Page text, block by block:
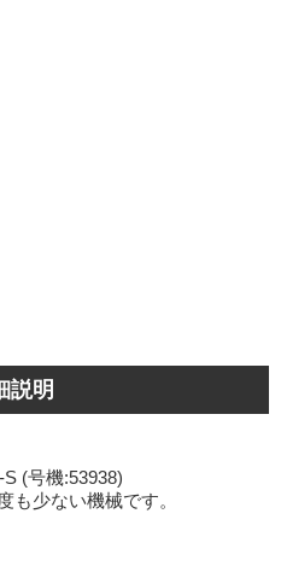
説明
(号機:53938)
も少ない機械です。